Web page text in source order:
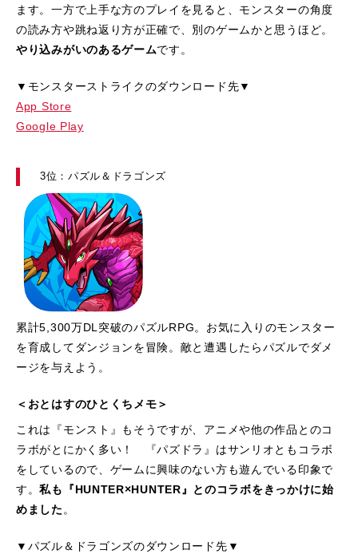
ます。一方で上手な方のプレイを見ると、モンスターの角度
の読み方や跳ね返り方が正確で、別のゲームかと思うほど。
やり込みがいのあるゲームです。
▼モンスターストライクのダウンロード先▼
App Store
Google Play
3位：パズル＆ドラゴンズ
累計5,300万DL突破のパズルRPG。お気に入りのモンスター
を育成してダンジョンを冒険。敵と遭遇したらパズルでダメ
ージを与えよう。
＜おとはすのひとくちメモ＞
これは『モンスト』もそうですが、アニメや他の作品とのコ
ラボがとにかく多い！ 『パズドラ』はサンリオともコラボ
をしているので、ゲームに興味のない方も遊んでいる印象で
す。私も『HUNTER×HUNTER』とのコラボをきっかけに始
めました。
▼パズル＆ドラゴンズのダウンロード先▼